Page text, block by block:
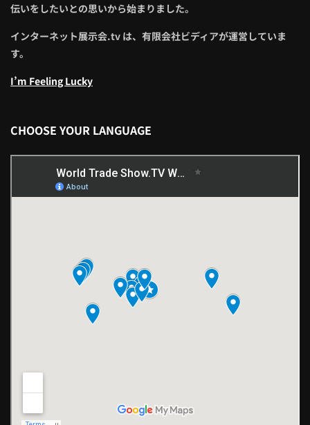
伝いをしたいとの思いから始まりました。
インターネット展示会.tv は、有限会社ビディアが運営していま
す。
I’m Feeling Lucky
CHOOSE YOUR LANGUAGE